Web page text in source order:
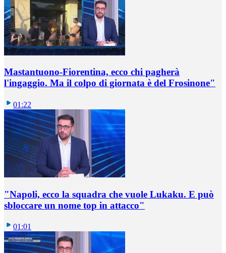
Mastantuono-Fiorentina, ecco chi pagherà
l'ingaggio. Ma il colpo di giornata è del Frosinone"
01:22
"Napoli, ecco la squadra che vuole Lukaku. E può
sbloccare un nome top in attacco"
01:01